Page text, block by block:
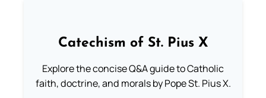
Catechism of St. Pius X
Explore the concise Q&A guide to Catholic
faith, doctrine, and morals by Pope St. Pius X.